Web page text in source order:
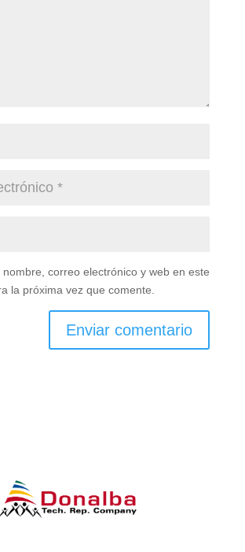
correo electrónico y web en este
la próxima vez que comente.